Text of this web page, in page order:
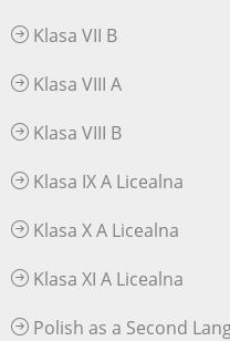
Klasa VII B
Klasa VIII A
Klasa VIII B
Klasa IX A Licealna
Klasa X A Licealna
Klasa XI A Licealna
Polish as a Second